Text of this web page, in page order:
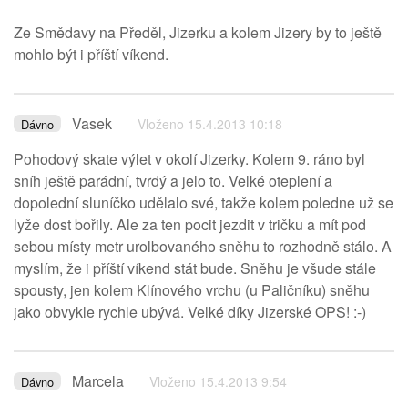
Ze Smědavy na Předěl, Jizerku a kolem Jizery by to ještě
mohlo být i příští víkend.
Dávno Vasek Vloženo 15.4.2013 10:18
Pohodový skate výlet v okolí Jizerky. Kolem 9. ráno byl
sníh ještě parádní, tvrdý a jelo to. Velké oteplení a
dopolední sluníčko udělalo své, takže kolem poledne už se
lyže dost bořily. Ale za ten pocit jezdit v tričku a mít pod
sebou místy metr urolbovaného sněhu to rozhodně stálo. A
myslím, že i příští víkend stát bude. Sněhu je všude stále
spousty, jen kolem Klínového vrchu (u Paličníku) sněhu
jako obvykle rychle ubývá. Velké díky Jizerské OPS! :-)
Dávno Marcela Vloženo 15.4.2013 9:54